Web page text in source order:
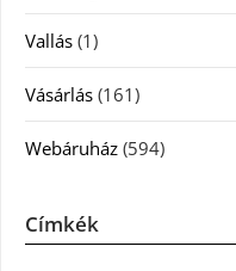
Vallás (1)
Vásárlás (161)
Webáruház (594)
Címkék